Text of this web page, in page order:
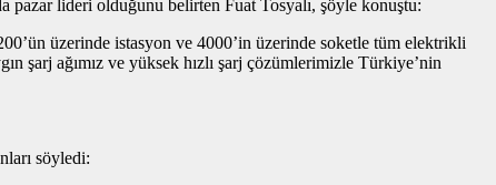
pazar lideri olduğunu belirten Fuat Tosyalı, şöyle konuştu:
üzerinde istasyon ve 4000’in üzerinde soketle tüm elektrikli
şarj ağımız ve yüksek hızlı şarj çözümlerimizle Türkiye’nin
söyledi: